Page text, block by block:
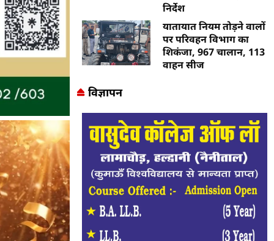
निर्देश
यातायात नियम तोड़ने वालों
पर परिवहन विभाग का
शिकंजा, 967 चालान, 113
वाहन सीज
विज्ञापन